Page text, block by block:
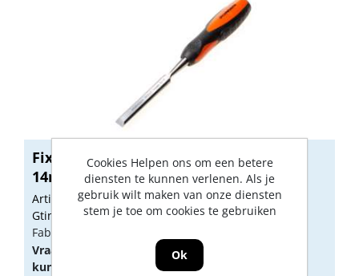
Fixman Steekbeitel 2-componenten
14mm
Artikelnummer: 1920405
Gtin: 6940425101057
Fabrikant artikel nummer: M0620
Vraag een
aan oflog in
kunnen zien.
Cookies Helpen ons om een betere
diensten te kunnen verlenen. Als je
gebruik wilt maken van onze diensten
stem je toe om cookies te gebruiken
Ok